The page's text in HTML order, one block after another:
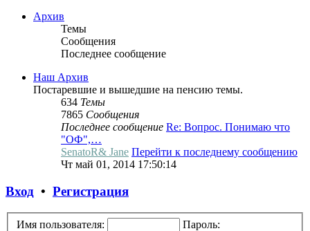
Архив
Темы
Сообщения
Последнее сообщение
Наш Архив
Постаревшие и вышедшие на пенсию темы.
634 Темы
7865 Сообщения
Последнее сообщение Re: Вопрос. Понимаю что
"ОФ",…
SenatoR& Jane Перейти к последнему сообщению
Чт май 01, 2014 17:50:14
Вход • Регистрация
Имя пользователя:
Пароль: